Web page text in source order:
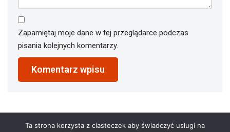
Zapamiętaj moje dane w tej przeglądarce podczas
pisania kolejnych komentarzy.
Ta strona korzysta z ciasteczek aby świadczyć usługi na